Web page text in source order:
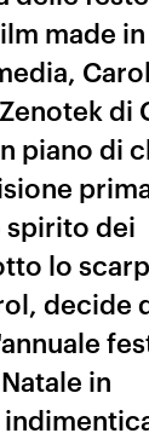
made
di
piano di
spirito dei
lo
decide
in